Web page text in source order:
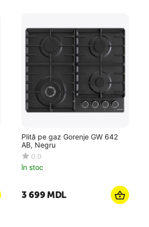
Plită pe gaz Gorenje GW 642
AB, Negru
0.0
în stoc
3 699MDL